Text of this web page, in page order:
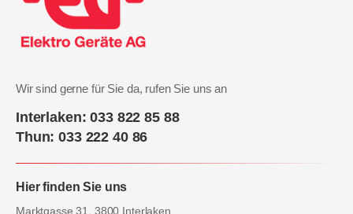
Wir sind gerne für Sie da, rufen Sie uns an
Interlaken: 033 822 85 88
Thun: 033 222 40 86
Hier finden Sie uns
Marktgasse 31, 3800 Interlaken